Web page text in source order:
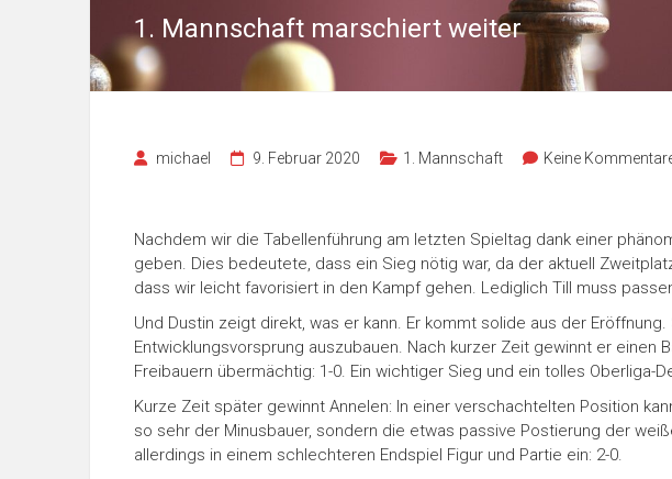
1. Mannschaft marschiert weiter
michael 9. Februar 2020 1. Mannschaft Keine
Nachdem wir die Tabellenführung am letzten Spieltag dank einer
geben. Dies bedeutete, dass ein Sieg nötig war, da der aktuell
dass wir leicht favorisiert in den Kampf gehen. Lediglich Till muss
Und Dustin zeigt direkt, was er kann. Er kommt solide aus der
Entwicklungsvorsprung auszubauen. Nach kurzer Zeit gewinnt er
Freibauern übermächtig: 1-0. Ein wichtiger Sieg und ein tolles Oberliga-
Kurze Zeit später gewinnt Annelen: In einer verschachtelten Position
so sehr der Minusbauer, sondern die etwas passive Postierung der
allerdings in einem schlechteren Endspiel Figur und Partie ein: 2-0.